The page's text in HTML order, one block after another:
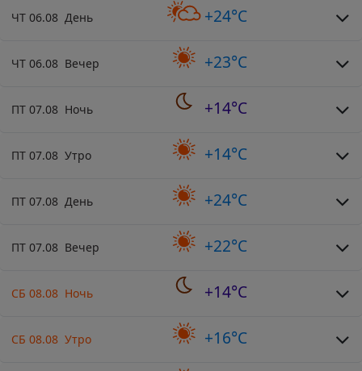
ЧТ 06.08 День +24°C
ЧТ 06.08 Вечер +23°C
ПТ 07.08 Ночь +14°C
ПТ 07.08 Утро +14°C
ПТ 07.08 День +24°C
ПТ 07.08 Вечер +22°C
СБ 08.08 Ночь +14°C
СБ 08.08 Утро +16°C